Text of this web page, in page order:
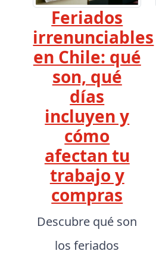
Feriados
irrenunciables
en Chile: qué
son, qué
días
incluyen y
cómo
afectan tu
trabajo y
compras
Descubre qué son
los feriados